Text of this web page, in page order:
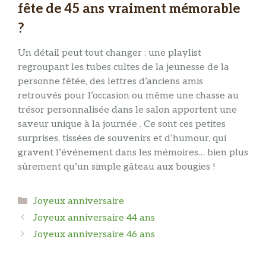
fête de 45 ans vraiment mémorable
?
Un détail peut tout changer : une playlist
regroupant les tubes cultes de la jeunesse de la
personne fêtée, des lettres d’anciens amis
retrouvés pour l’occasion ou même une chasse au
trésor personnalisée dans le salon apportent une
saveur unique à la journée . Ce sont ces petites
surprises, tissées de souvenirs et d’humour, qui
gravent l’événement dans les mémoires… bien plus
sûrement qu’un simple gâteau aux bougies !
Catégories
Joyeux anniversaire
Joyeux anniversaire 44 ans
Joyeux anniversaire 46 ans